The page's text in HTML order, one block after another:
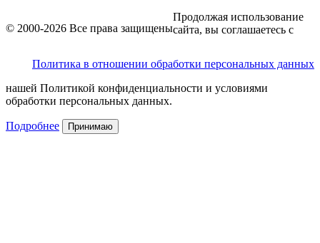
© 2000-2026 Все права защищены
Политика в отношении обработки персональных данных
Продолжая использование
сайта, вы соглашаетесь с
нашей Политикой конфиденциальности и условиями
обработки персональных данных.
Подробнее Принимаю